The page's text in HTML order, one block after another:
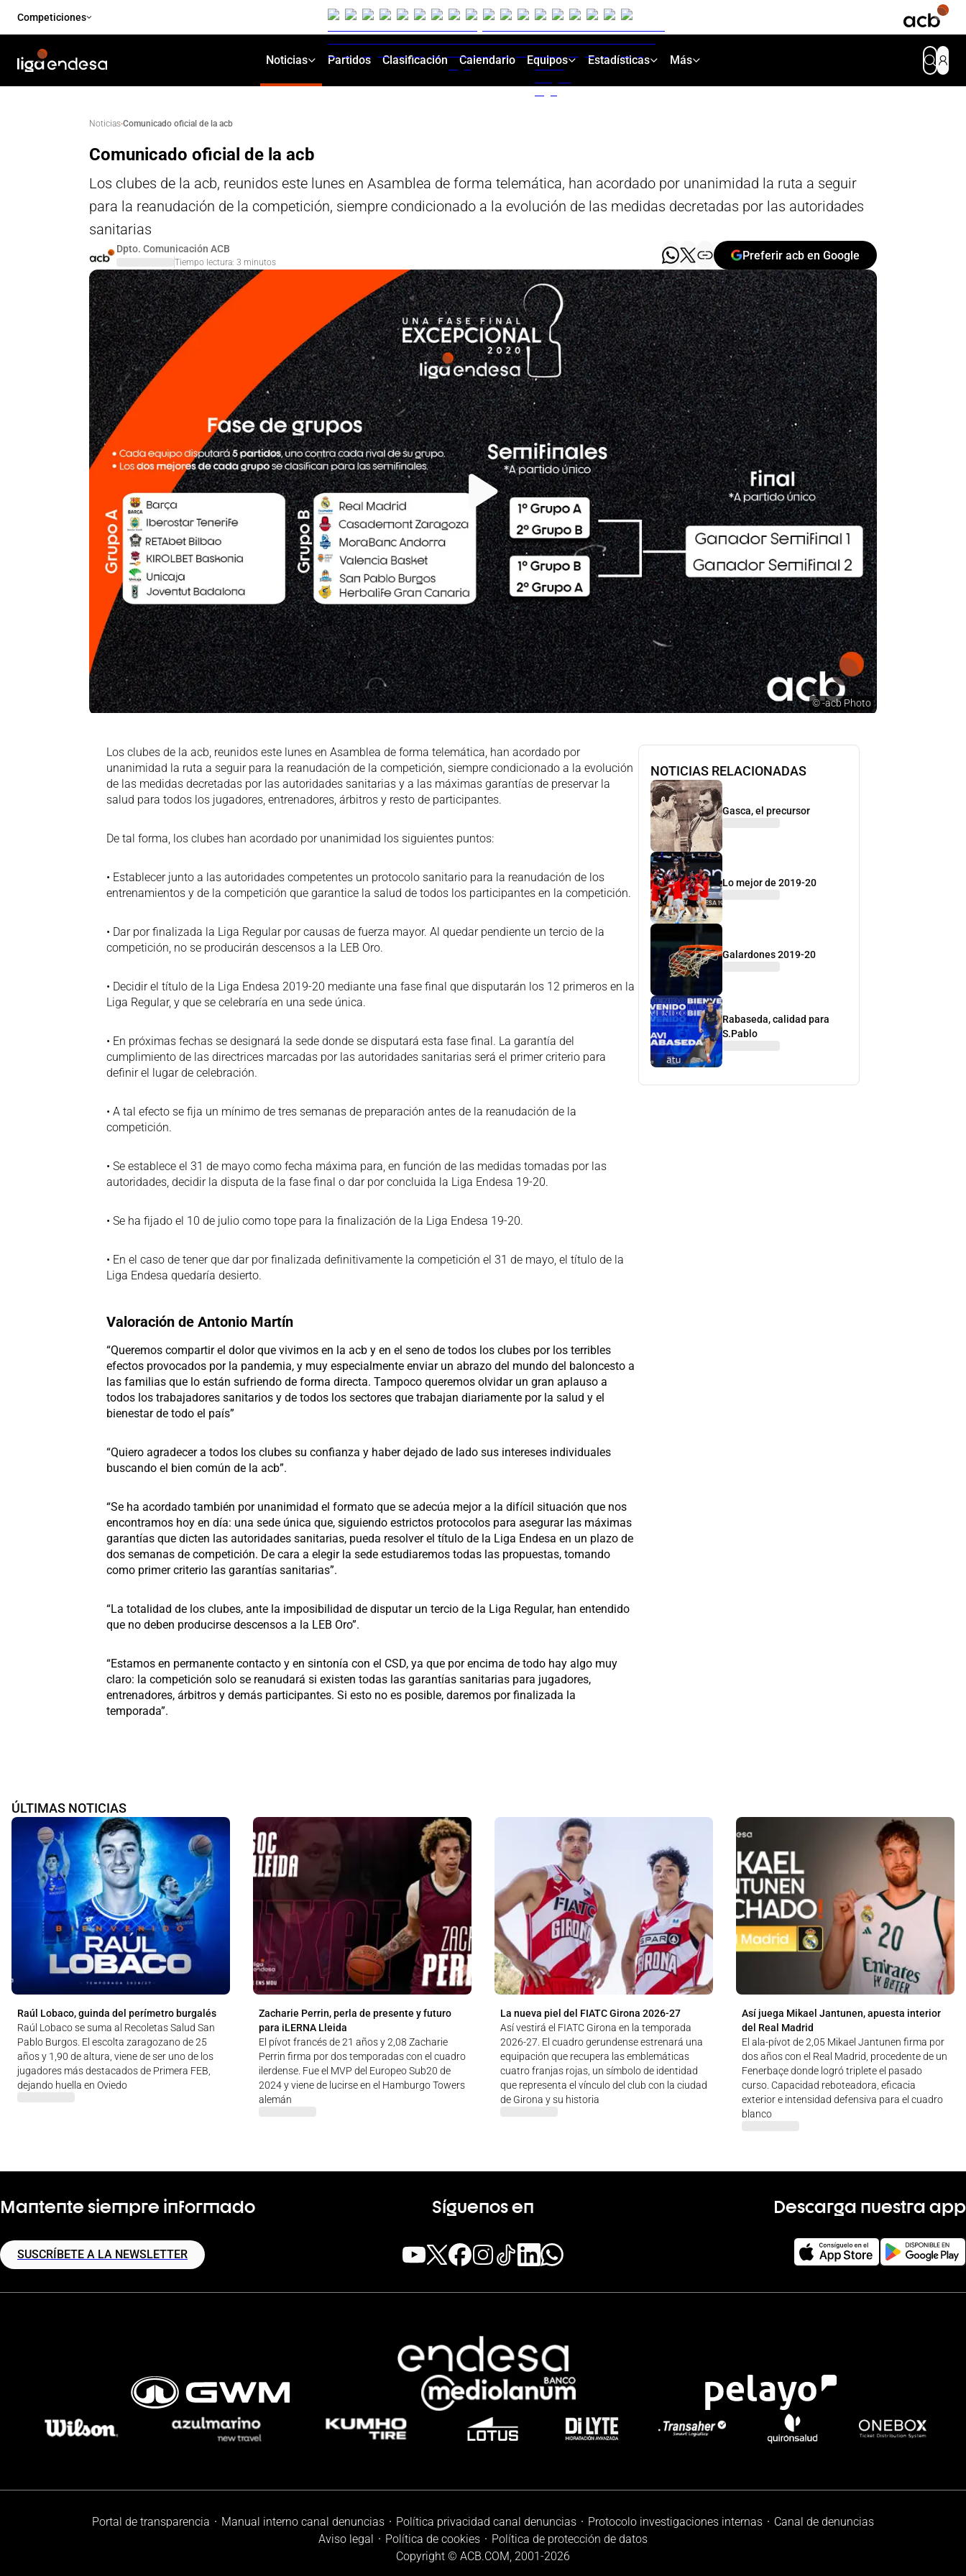
Competiciones
Noticias Partidos Clasificación Calendario Equipos Estadísticas Más
Noticias·Comunicado oficial de la acb
Comunicado oficial de la acb
Los clubes de la acb, reunidos este lunes en Asamblea de forma telemática, han acordado por unanimidad la ruta a seguir
para la reanudación de la competición, siempre condicionado a la evolución de las medidas decretadas por las autoridades
sanitarias
Dpto. Comunicación ACB
Tiempo lectura: 3 minutos
Preferir acb en Google
©-acb Photo
Los clubes de la acb, reunidos este lunes en Asamblea de forma telemática, han acordado por
unanimidad la ruta a seguir para la reanudación de la competición, siempre condicionado a la evolución
de las medidas decretadas por las autoridades sanitarias y a las máximas garantías de preservar la
salud para todos los jugadores, entrenadores, árbitros y resto de participantes.
De tal forma, los clubes han acordado por unanimidad los siguientes puntos:
• Establecer junto a las autoridades competentes un protocolo sanitario para la reanudación de los
entrenamientos y de la competición que garantice la salud de todos los participantes en la competición.
• Dar por finalizada la Liga Regular por causas de fuerza mayor. Al quedar pendiente un tercio de la
competición, no se producirán descensos a la LEB Oro.
• Decidir el título de la Liga Endesa 2019-20 mediante una fase final que disputarán los 12 primeros en la
Liga Regular, y que se celebraría en una sede única.
• En próximas fechas se designará la sede donde se disputará esta fase final. La garantía del
cumplimiento de las directrices marcadas por las autoridades sanitarias será el primer criterio para
definir el lugar de celebración.
• A tal efecto se fija un mínimo de tres semanas de preparación antes de la reanudación de la
competición.
• Se establece el 31 de mayo como fecha máxima para, en función de las medidas tomadas por las
autoridades, decidir la disputa de la fase final o dar por concluida la Liga Endesa 19-20.
• Se ha fijado el 10 de julio como tope para la finalización de la Liga Endesa 19-20.
• En el caso de tener que dar por finalizada definitivamente la competición el 31 de mayo, el título de la
Liga Endesa quedaría desierto.
Valoración de Antonio Martín
“Queremos compartir el dolor que vivimos en la acb y en el seno de todos los clubes por los terribles
efectos provocados por la pandemia, y muy especialmente enviar un abrazo del mundo del baloncesto a
las familias que lo están sufriendo de forma directa. Tampoco queremos olvidar un gran aplauso a
todos los trabajadores sanitarios y de todos los sectores que trabajan diariamente por la salud y el
bienestar de todo el país”
“Quiero agradecer a todos los clubes su confianza y haber dejado de lado sus intereses individuales
buscando el bien común de la acb”.
“Se ha acordado también por unanimidad el formato que se adecúa mejor a la difícil situación que nos
encontramos hoy en día: una sede única que, siguiendo estrictos protocolos para asegurar las máximas
garantías que dicten las autoridades sanitarias, pueda resolver el título de la Liga Endesa en un plazo de
dos semanas de competición. De cara a elegir la sede estudiaremos todas las propuestas, tomando
como primer criterio las garantías sanitarias”.
“La totalidad de los clubes, ante la imposibilidad de disputar un tercio de la Liga Regular, han entendido
que no deben producirse descensos a la LEB Oro”.
“Estamos en permanente contacto y en sintonía con el CSD, ya que por encima de todo hay algo muy
claro: la competición solo se reanudará si existen todas las garantías sanitarias para jugadores,
entrenadores, árbitros y demás participantes. Si esto no es posible, daremos por finalizada la
temporada”.
NOTICIAS RELACIONADAS
Gasca, el precursor
Lo mejor de 2019-20
Galardones 2019-20
Rabaseda, calidad para
S.Pablo
ÚLTIMAS NOTICIAS
Raúl Lobaco, guinda del perímetro burgalés
Raúl Lobaco se suma al Recoletas Salud San
Pablo Burgos. El escolta zaragozano de 25
años y 1,90 de altura, viene de ser uno de los
jugadores más destacados de Primera FEB,
dejando huella en Oviedo
Zacharie Perrin, perla de presente y futuro
para iLERNA Lleida
El pívot francés de 21 años y 2,08 Zacharie
Perrin firma por dos temporadas con el cuadro
ilerdense. Fue el MVP del Europeo Sub20 de
2024 y viene de lucirse en el Hamburgo Towers
alemán
La nueva piel del FIATC Girona 2026-27
Así vestirá el FIATC Girona en la temporada
2026-27. El cuadro gerundense estrenará una
equipación que recupera las emblemáticas
cuatro franjas rojas, un símbolo de identidad
que representa el vínculo del club con la ciudad
de Girona y su historia
Así juega Mikael Jantunen, apuesta interior
del Real Madrid
El ala-pívot de 2,05 Mikael Jantunen firma por
dos años con el Real Madrid, procedente de un
Fenerbaçe donde logró triplete el pasado
curso. Capacidad reboteadora, eficacia
exterior e intensidad defensiva para el cuadro
blanco
Mantente siempre informado
SUSCRÍBETE A LA NEWSLETTER
Síguenos en Descarga nuestra app
Portal de transparencia Manual interno canal denuncias Política privacidad canal denuncias Protocolo investigaciones internas
Canal de denuncias
Aviso legal
Política de cookies
Política de protección de datos
Copyright © ACB.COM, 2001-2026